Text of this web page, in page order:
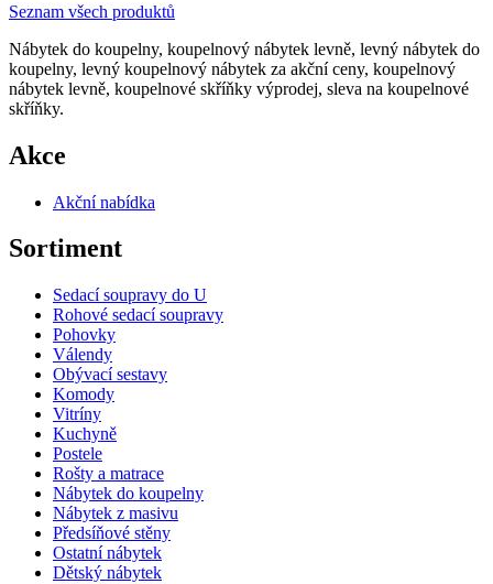
Seznam všech produktů
Nábytek do koupelny, koupelnový nábytek levně, levný nábytek do
koupelny, levný koupelnový nábytek za akční ceny, koupelnový
nábytek levně, koupelnové skříňky‎ výprodej, sleva na koupelnové
skříňky‎.
Akce
Akční nabídka
Sortiment
Sedací soupravy do U
Rohové sedací soupravy
Pohovky
Válendy
Obývací sestavy
Komody
Vitríny
Kuchyně
Postele
Rošty a matrace
Nábytek do koupelny
Nábytek z masivu
Předsíňové stěny
Ostatní nábytek
Dětský nábytek